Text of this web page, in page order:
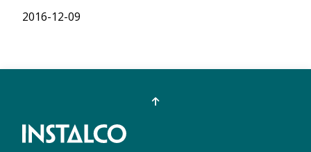
2016-12-09